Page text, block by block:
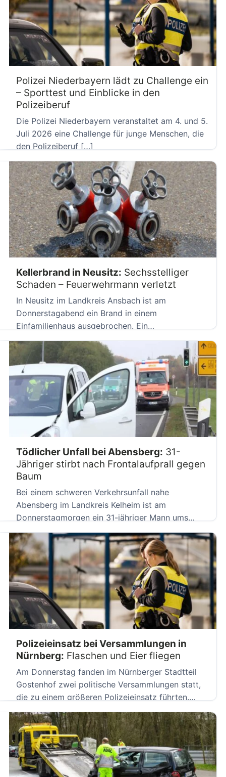
Polizei Niederbayern lädt zu Challenge ein
– Sporttest und Einblicke in den
Polizeiberuf
Die Polizei Niederbayern veranstaltet am 4. und 5.
Juli 2026 eine Challenge für junge Menschen, die
den Polizeiberuf […]
Kellerbrand in Neusitz: Sechsstelliger
Schaden – Feuerwehrmann verletzt
In Neusitz im Landkreis Ansbach ist am
Donnerstagabend ein Brand in einem
Einfamilienhaus ausgebrochen. Ein
Feuerwehrmann erlitt dabei […]
Tödlicher Unfall bei Abensberg: 31-
Jähriger stirbt nach Frontalaufprall gegen
Baum
Bei einem schweren Verkehrsunfall nahe
Abensberg im Landkreis Kelheim ist am
Donnerstagmorgen ein 31-jähriger Mann ums
Leben gekommen. […]
Polizeieinsatz bei Versammlungen in
Nürnberg: Flaschen und Eier fliegen
Am Donnerstag fanden im Nürnberger Stadtteil
Gostenhof zwei politische Versammlungen statt,
die zu einem größeren Polizeieinsatz führten.
Gegendemonstranten […]